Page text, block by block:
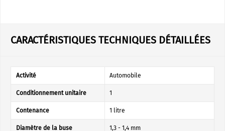
CARACTÉRISTIQUES TECHNIQUES DÉTAILLÉES
Activité Automobile
Conditionnement unitaire 1
Contenance 1 litre
Diamètre de la buse 1,3 - 1,4 mm